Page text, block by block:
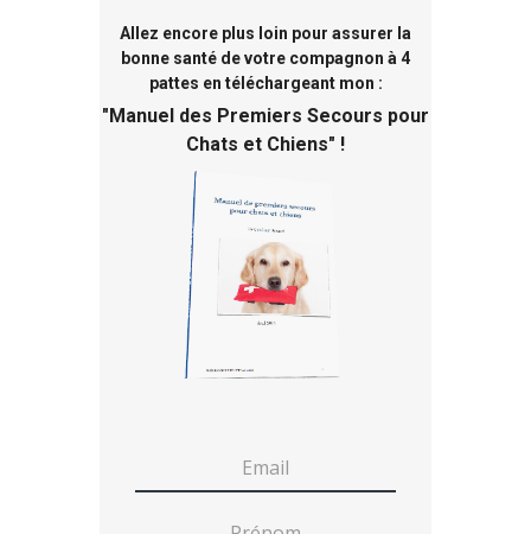
Allez encore plus loin pour assurer la
bonne santé de votre compagnon à 4
pattes en téléchargeant mon :
" Manuel des Premiers Secours pour
Chats et Chiens" !